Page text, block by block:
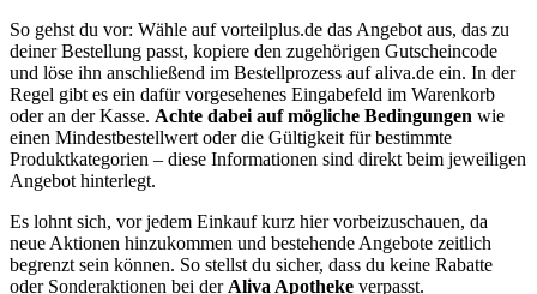
So gehst du vor: Wähle auf vorteilplus.de das Angebot aus, das zu
deiner Bestellung passt, kopiere den zugehörigen Gutscheincode
und löse ihn anschließend im Bestellprozess auf aliva.de ein. In der
Regel gibt es ein dafür vorgesehenes Eingabefeld im Warenkorb
oder an der Kasse. Achte dabei auf mögliche Bedingungen wie
einen Mindestbestellwert oder die Gültigkeit für bestimmte
Produktkategorien – diese Informationen sind direkt beim jeweiligen
Angebot hinterlegt.
Es lohnt sich, vor jedem Einkauf kurz hier vorbeizuschauen, da
neue Aktionen hinzukommen und bestehende Angebote zeitlich
begrenzt sein können. So stellst du sicher, dass du keine Rabatte
oder Sonderaktionen bei der Aliva Apotheke verpasst.